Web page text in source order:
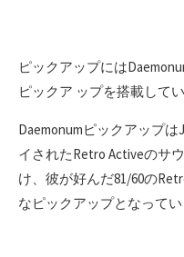
ピックアップには
ピックア ップを搭載してい
Daemonumピックアップ
イされたRetro Activeのサ
け、彼が好んだ81/60の
なピックアップとなってい